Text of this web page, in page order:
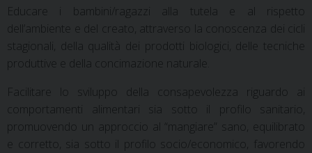
Educare i bambini/ragazzi alla tutela e al rispetto
dell’ambiente e del creato, attraverso la conoscenza dei cicli
stagionali, della qualità dei prodotti biologici, delle tecniche
produttive e della concimazione naturale.
Facilitare lo sviluppo della consapevolezza riguardo ai
comportamenti alimentari sia sotto il profilo sanitario,
promuovendo un approccio al “mangiare” sano, equilibrato
e corretto, sia sotto il profilo socio/economico, favorendo